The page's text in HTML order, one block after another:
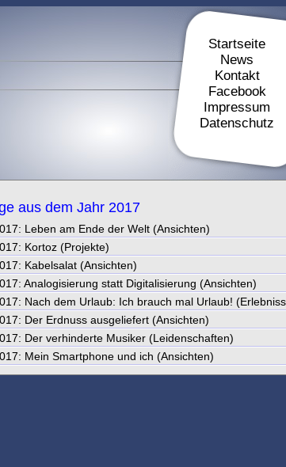
Startseite
News
Kontakt
Facebook
Impressum
Datenschutz
aus dem Jahr 2017
Leben am Ende der Welt (Ansichten)
Kortoz (Projekte)
Kabelsalat (Ansichten)
Analogisierung statt Digitalisierung (Ansichten)
Nach dem Urlaub: Ich brauch mal Urlaub!
Der Erdnuss ausgeliefert (Ansichten)
Der verhinderte Musiker (Leidenschaften)
Mein Smartphone und ich (Ansichten)